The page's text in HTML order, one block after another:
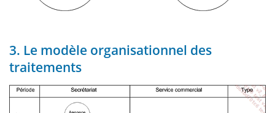
3. Le modèle organisationnel des
traitements